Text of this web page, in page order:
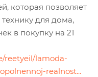
которая позволяет
для дома,
в покупку на 21
reetyeil/lamoda-
realnost...